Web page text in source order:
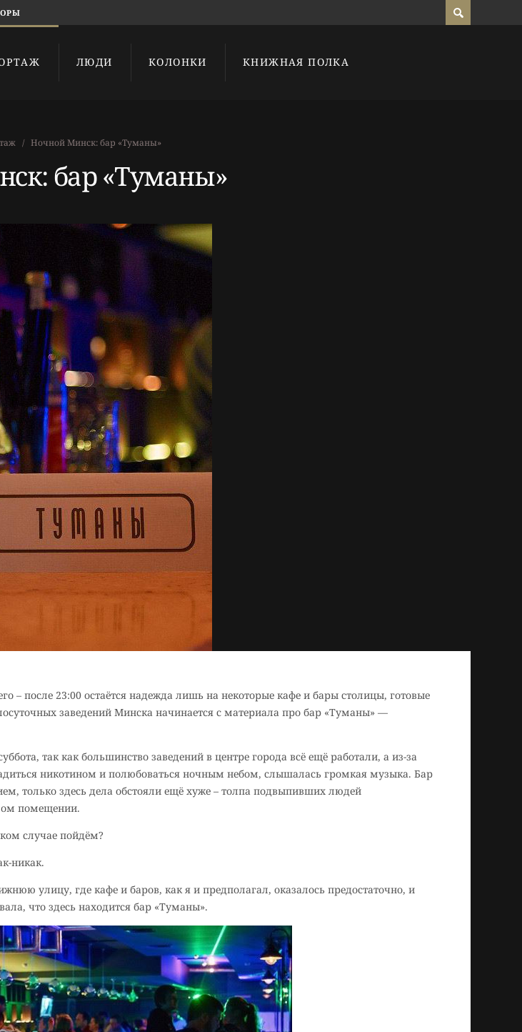
ЛЮДИ КОЛОНКИ КНИЖНАЯ ПОЛКА
Ночной Минск: бар «Туманы»
бар «Туманы»
– после 23:00 остаётся надежда лишь на некоторые кафе и бары столицы, готовые
заведений Минска начинается с материала про бар «Туманы» —
так как большинство заведений в центре города всё ещё работали, а из-за
никотином и полюбоваться ночным небом, слышалась громкая музыка. Бар
только здесь дела обстояли ещё хуже – толпа подвыпивших людей
помещении.
случае пойдём?
никак.
улицу, где кафе и баров, как я и предполагал, оказалось предостаточно, и
что здесь находится бар «Туманы».